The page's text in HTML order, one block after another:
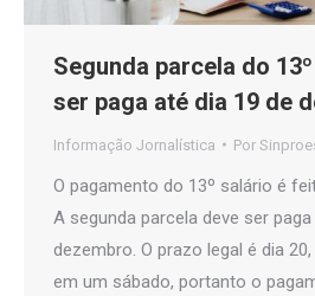
Segunda parcela do
ser paga até dia 19 de
Informação Jornalística Por
O pagamento do 13º salário é
A segunda parcela deve ser
dezembro. O prazo legal é dia
em um sábado, portanto o